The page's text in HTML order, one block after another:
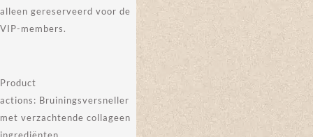
alleen gereserveerd voor de
VIP-members.
Product
actions: Bruiningsversneller
met verzachtende collageen